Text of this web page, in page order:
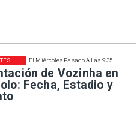
El Miércoles Pasado A Las 9:35
de Vozinha en
Fecha, Estadio y